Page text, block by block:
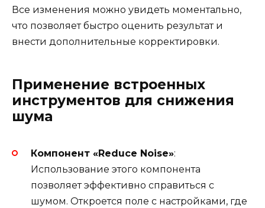
Все изменения можно увидеть моментально,
что позволяет быстро оценить результат и
внести дополнительные корректировки.
Применение встроенных
инструментов для снижения
шума
Компонент «Reduce Noise»:
Использование этого компонента
позволяет эффективно справиться с
шумом. Откроется поле с настройками, где